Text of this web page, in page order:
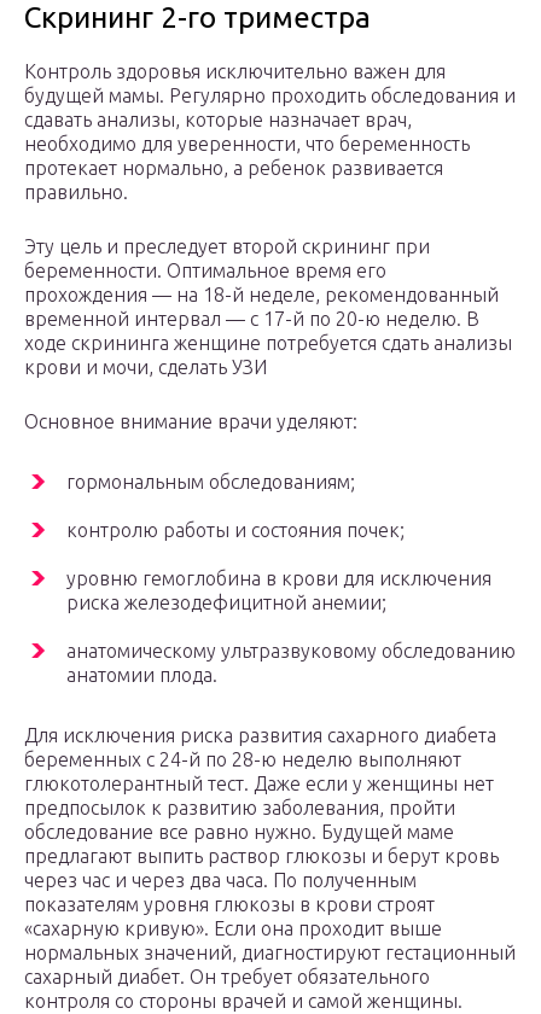
Скрининг 2-го триместра
Контроль здоровья исключительно важен для
будущей мамы. Регулярно проходить обследования и
сдавать анализы, которые назначает врач,
необходимо для уверенности, что беременность
протекает нормально, а ребенок развивается
правильно.
Эту цель и преследует второй скрининг при
беременности. Оптимальное время его
прохождения — на 18-й неделе, рекомендованный
временной интервал — с 17-й по 20-ю неделю. В
ходе скрининга женщине потребуется сдать анализы
крови и мочи, сделать УЗИ
Основное внимание врачи уделяют:
гормональным обследованиям;
контролю работы и состояния почек;
уровню гемоглобина в крови для исключения
риска железодефицитной анемии;
анатомическому ультразвуковому обследованию
анатомии плода.
Для исключения риска развития сахарного диабета
беременных с 24-й по 28-ю неделю выполняют
глюкотолерантный тест. Даже если у женщины нет
предпосылок к развитию заболевания, пройти
обследование все равно нужно. Будущей маме
предлагают выпить раствор глюкозы и берут кровь
через час и через два часа. По полученным
показателям уровня глюкозы в крови строят
«сахарную кривую». Если она проходит выше
нормальных значений, диагностируют гестационный
сахарный диабет. Он требует обязательного
контроля со стороны врачей и самой женщины.